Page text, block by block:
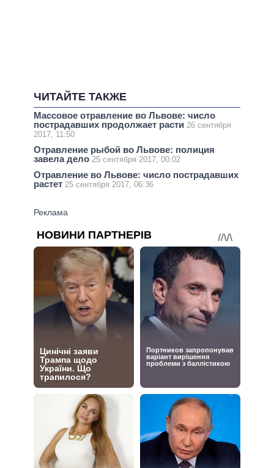
ЧИТАЙТЕ ТАКЖЕ
Массовое отравление во Львове: число
пострадавших продолжает расти 26 сентября
2017, 11:50
Отравление рыбой во Львове: полиция
завела дело 25 сентября 2017, 00:02
Отравление во Львове: число пострадавших
растет 25 сентября 2017, 06:36